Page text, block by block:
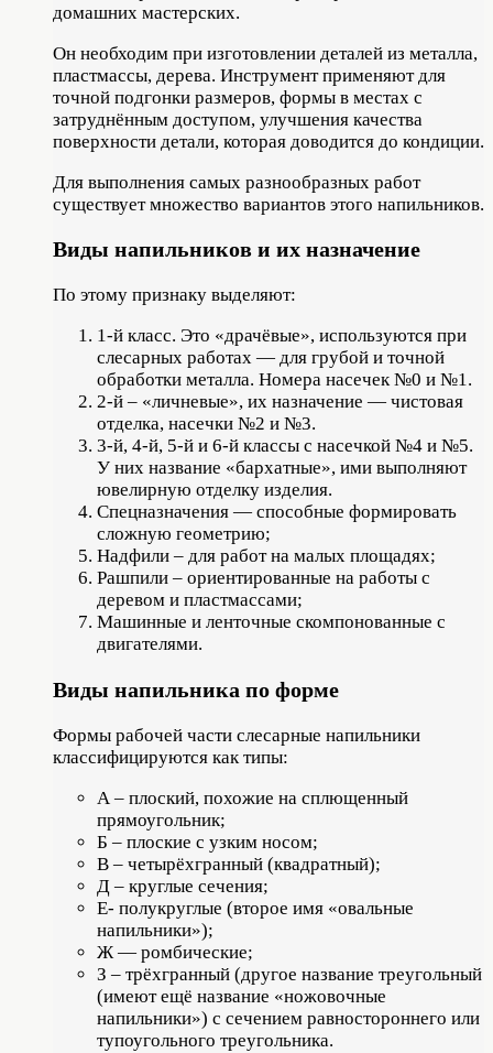
домашних мастерских.
Он необходим при изготовлении деталей из металла,
пластмассы, дерева. Инструмент применяют для
точной подгонки размеров, формы в местах с
затруднённым доступом, улучшения качества
поверхности детали, которая доводится до кондиции.
Для выполнения самых разнообразных работ
существует множество вариантов этого напильников.
Виды напильников и их назначение
По этому признаку выделяют:
1-й класс. Это «драчёвые», используются при
слесарных работах — для грубой и точной
обработки металла. Номера насечек №0 и №1.
2-й – «личневые», их назначение — чистовая
отделка, насечки №2 и №3.
3-й, 4-й, 5-й и 6-й классы с насечкой №4 и №5.
У них название «бархатные», ими выполняют
ювелирную отделку изделия.
Спецназначения — способные формировать
сложную геометрию;
Надфили – для работ на малых площадях;
Рашпили – ориентированные на работы с
деревом и пластмассами;
Машинные и ленточные скомпонованные с
двигателями.
Виды напильника по форме
Формы рабочей части слесарные напильники
классифицируются как типы:
А – плоский, похожие на сплющенный
прямоугольник;
Б – плоские с узким носом;
В – четырёхгранный (квадратный);
Д – круглые сечения;
Е- полукруглые (второе имя «овальные
напильники»);
Ж — ромбические;
З – трёхгранный (другое название треугольный
(имеют ещё название «ножовочные
напильники») с сечением равностороннего или
тупоугольного треугольника.